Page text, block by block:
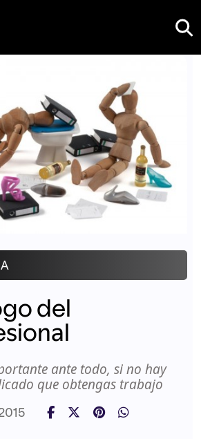
del
ante todo, si no hay
que obtengas trabajo